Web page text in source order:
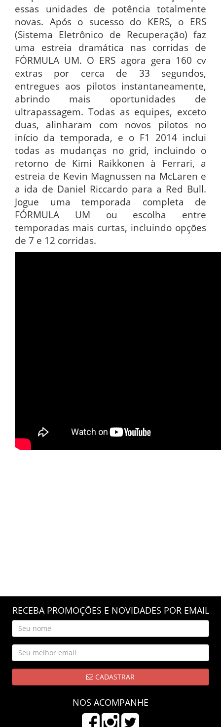
essas unidades de potência totalmente
novas. Após o sucesso do KERS, o ERS
(Sistema Eletrônico de Recuperação) faz
uma estreia dramática nas corridas de
FÓRMULA UM. O ERS agora gera 160 cv
extras por cerca de 33 segundos,
entregues aos pilotos instantaneamente,
abrindo mais oportunidades de
ultrapassagem. Todas as equipes, exceto
duas, alinharam com novos pilotos no
início da temporada, e o F1 2014 inclui
todas as mudanças no grid, incluindo o
retorno de Kimi Raikkonen à Ferrari, a
estreia de Kevin Magnussen na McLaren e
a ida de Daniel Riccardo para a Red Bull.
Jogue uma temporada completa de
FÓRMULA UM ou escolha entre
temporadas mais curtas, incluindo opções
de 7 e 12 corridas.
RECEBA PROMOÇÕES E NOVIDADES POR EMAIL
CADASTRAR
NOS ACOMPANHE